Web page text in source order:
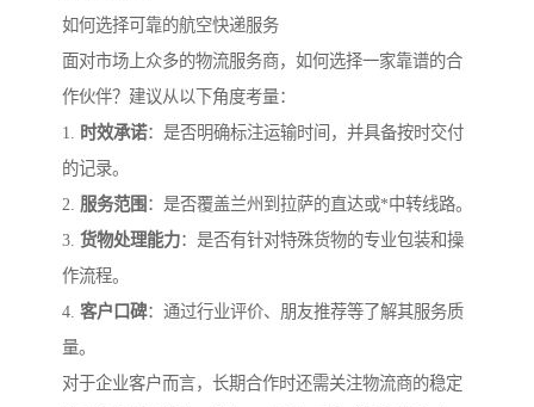
如何选择可靠的航空快递服务
面对市场上众多的物流服务商，如何选择一家靠谱的合
作伙伴？建议从以下角度考量：
1.
时效承诺：是否明确标注运输时间，并具备按时交付
的记录。
2. 服务范围 ：是否覆盖兰州到拉萨的直达或*中转线路。
3. 货物处理能力：是否有针对特殊货物的专业包装和操
作流程。
4. 客户口碑：通过行业评价、朋友推荐等了解其服务质
量。
对于企业客户而言，长期合作时还需关注物流商的稳定